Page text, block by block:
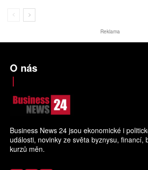
Reklama
O nás
Business News 24 jsou ekonomické i
události, novinky ze světa byznysu, financí,
kurzů měn.